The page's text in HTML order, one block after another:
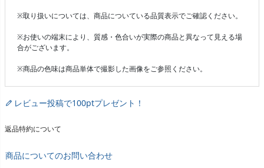
※取り扱いについては、商品についている品質表示でご確認ください。
※お使いの端末により、質感・色合いが実際の商品と異なって見える場
合がございます。
※商品の色味は商品単体で撮影した画像をご参照ください。
レビュー投稿で100ptプレゼント！
返品特約について
商品についてのお問い合わせ